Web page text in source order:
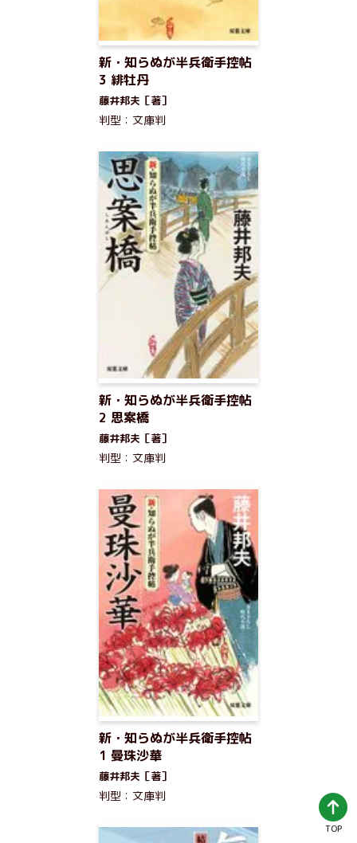
新・知らぬが半兵衛手控帖
3 緋牡丹
藤井邦夫［著］
判型：文庫判
新・知らぬが半兵衛手控帖
2 思案橋
藤井邦夫［著］
判型：文庫判
新・知らぬが半兵衛手控帖
1 曼珠沙華
藤井邦夫［著］
判型：文庫判
TOP